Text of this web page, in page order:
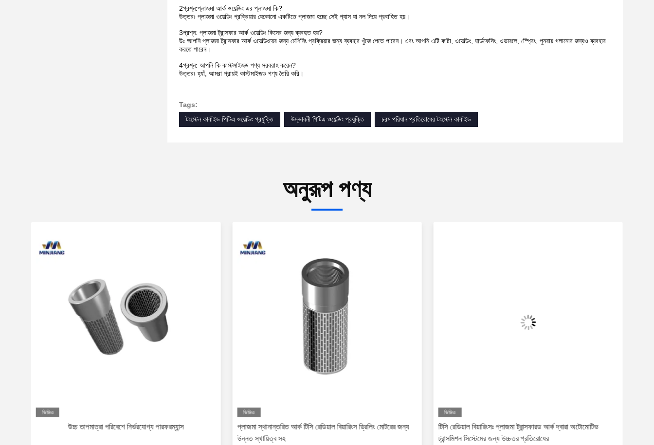
2প্রশ্ন:প্লাজমা আর্ক ওয়েল্ডিং এর প্লাজমা কি?
উত্তরঃ প্লাজমা ওয়েল্ডিং প্রক্রিয়ার যেকোনো একটিতে প্লাজমা হচ্ছে সেই গ্যাস যা নল দিয়ে প্রবাহিত হয়।
3প্রশ্ন: প্লাজমা ট্রান্সফার আর্ক ওয়েল্ডিং কিসের জন্য ব্যবহৃত হয়?
উঃ আপনি প্লাজমা ট্রান্সফার আর্ক ওয়েল্ডিংয়ের জন্য মেশিনিং প্রক্রিয়ার জন্য ব্যবহার খুঁজে পেতে পারেন। এবং আপনি এটি কাটা, ওয়েল্ডিং, হার্ডফেসিং, ওভারলে, স্প্রেিং, পুনরায় গলানোর জন্যও ব্যবহার
করতে পারেন।
4প্রশ্ন: আপনি কি কাস্টমাইজড পণ্য সরবরাহ করেন?
উত্তরঃ হ্যাঁ, আমরা প্রায়ই কাস্টমাইজড পণ্য তৈরি করি।
Tags:
টংস্টেন কার্বাইড পিটিএ ওয়েল্ডিং প্রযুক্তি
উদ্ভাবনী পিটিএ ওয়েল্ডিং প্রযুক্তি চরম পরিধান প্রতিরোধের টংস্টেন কার্বাইড
অনুরূপ পণ্য
ভিডিও
উচ্চ তাপমাত্রা পরিবেশে নির্ভরযোগ্য পারফরম্যান্স
ভিডিও
প্লাজমা স্থানান্তরিত আর্ক টিসি রেডিয়াল বিয়ারিংস ড্রিলিং মোটরের জন্য
উন্নত স্থায়িত্ব সহ
ভিডিও
টিসি রেডিয়াল বিয়ারিংসঃ প্লাজমা ট্রান্সফারড আর্ক দ্বারা অটোমোটিভ
ট্রান্সমিশন সিস্টেমের জন্য উচ্চতর প্রতিরোধের